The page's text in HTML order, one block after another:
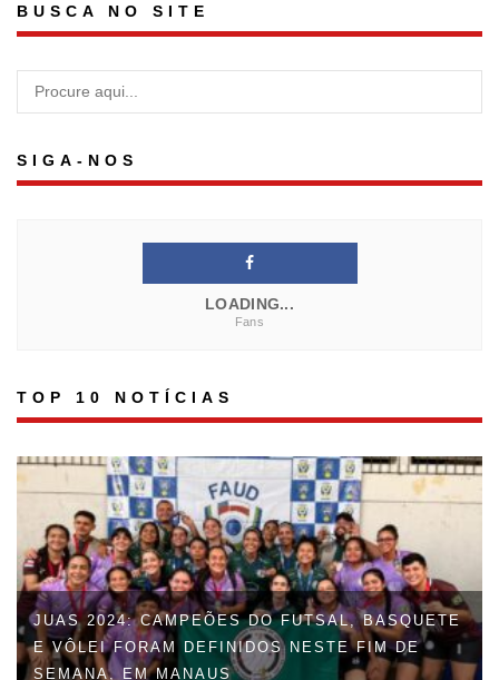
BUSCA NO SITE
SIGA-NOS
LOADING...
Fans
TOP 10 NOTÍCIAS
JUAS 2024: CAMPEÕES DO FUTSAL, BASQUETE
E VÔLEI FORAM DEFINIDOS NESTE FIM DE
SEMANA, EM MANAUS